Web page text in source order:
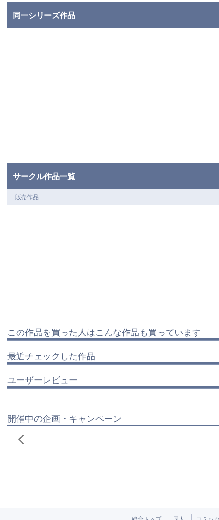
同一シリーズ作品
サークル作品一覧
販売作品
この作品を買った人はこんな作品も買っています
最近チェックした作品
ユーザーレビュー
開催中の企画・キャンペーン
総合トップ 同人 コミッ